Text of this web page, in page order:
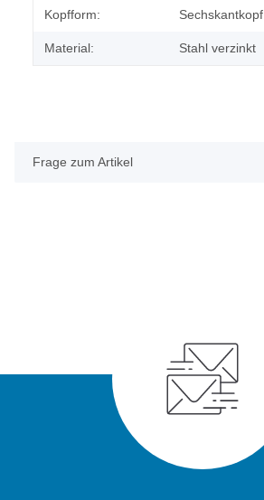
Kopfform: Sechskantkopf
Material: Stahl verzinkt
Frage zum Artikel